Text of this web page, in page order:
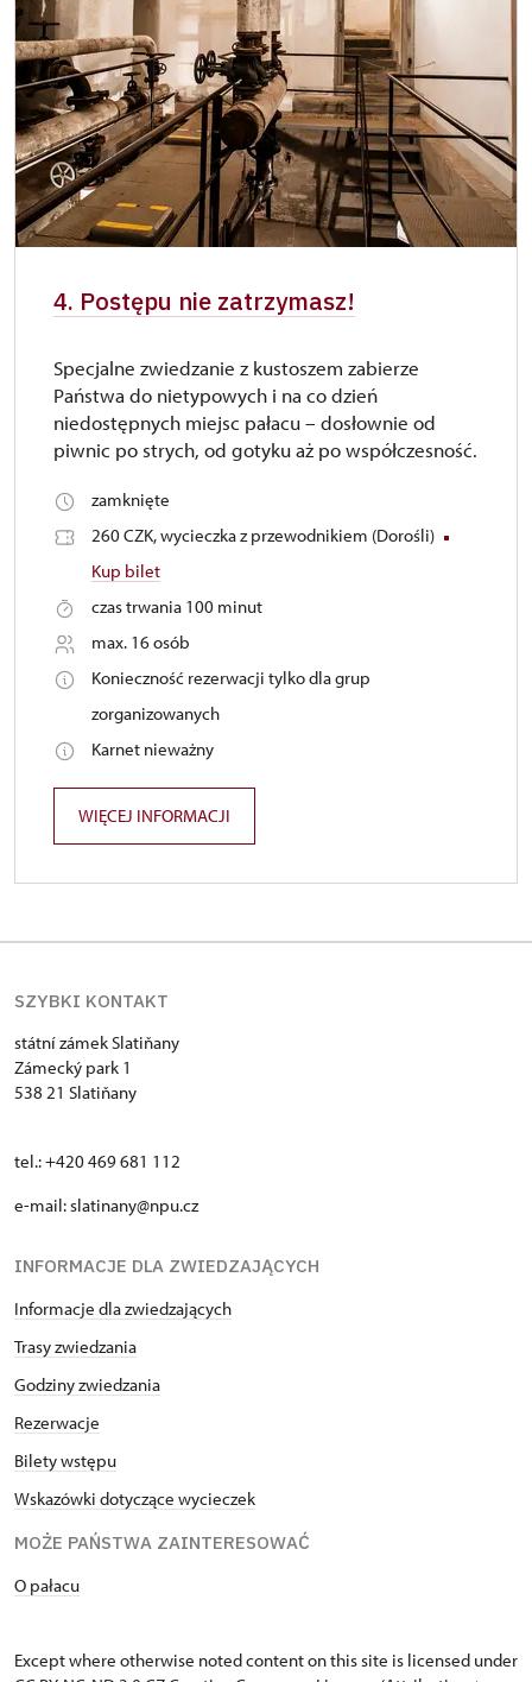
4. Postępu nie zatrzymasz!
Specjalne zwiedzanie z kustoszem zabierze
Państwa do nietypowych i na co dzień
niedostępnych miejsc pałacu – dosłownie od
piwnic po strych, od gotyku aż po współczesność.
zamknięte
260 CZK, wycieczka z przewodnikiem (Dorośli)
Kup bilet
czas trwania 100 minut
max. 16 osób
Konieczność rezerwacji tylko dla grup
zorganizowanych
Karnet nieważny
WIĘCEJ INFORMACJI
SZYBKI KONTAKT
státní zámek Slatiňany
Zámecký park 1
538 21 Slatiňany
tel.: +420 469 681 112
e-mail: slatinany@npu.cz
INFORMACJE DLA ZWIEDZAJĄCYCH
Informacje dla zwiedzających
Trasy zwiedzania
Godziny zwiedzania
Rezerwacje
Bilety wstępu
Wskazówki dotyczące wycieczek
MOŻE PAŃSTWA ZAINTERESOWAĆ
O pałacu
Except where otherwise noted content on this site is licensed under